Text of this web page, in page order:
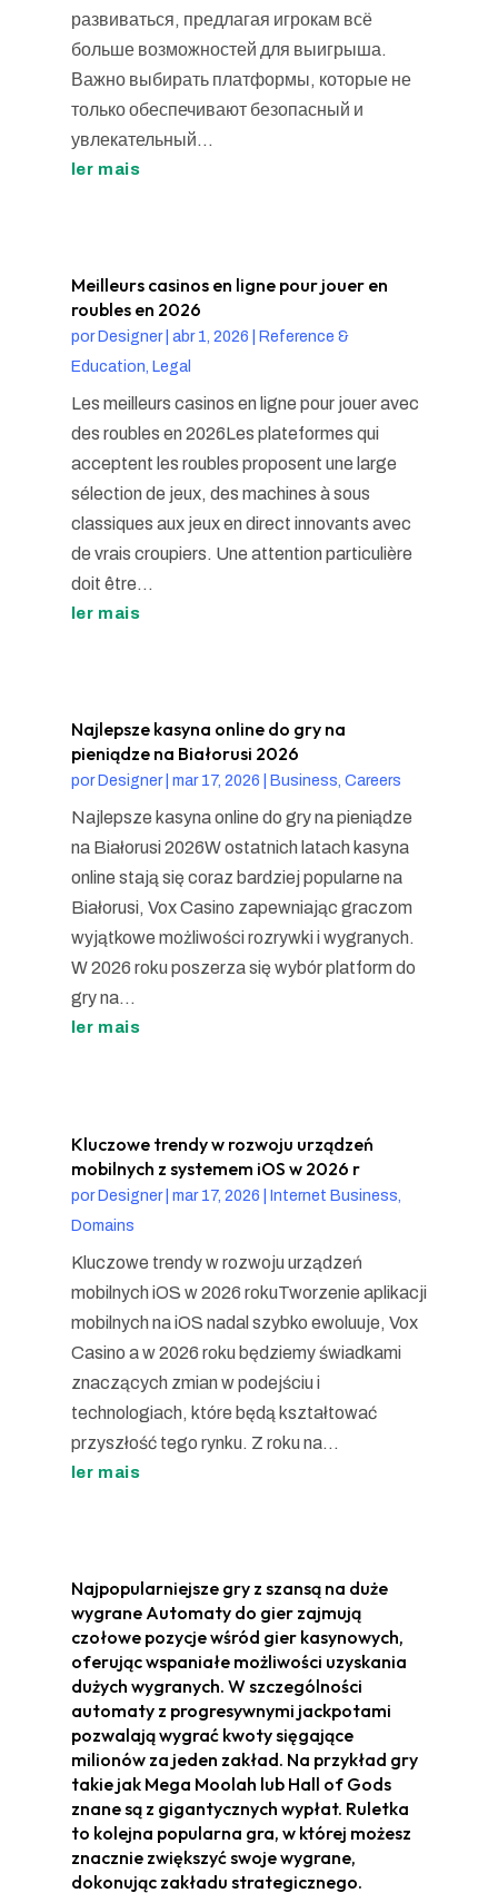
развиваться, предлагая игрокам всё
больше возможностей для выигрыша.
Важно выбирать платформы, которые не
только обеспечивают безопасный и
увлекательный...
ler mais
Meilleurs casinos en ligne pour jouer en
roubles en 2026
por Designer| abr 1, 2026
Reference &
Education, Legal
Les meilleurs casinos en ligne pour jouer avec
des roubles en 2026Les plateformes qui
acceptent les roubles proposent une large
sélection de jeux, des machines à sous
classiques aux jeux en direct innovants avec
de vrais croupiers. Une attention particulière
doit être...
ler mais
Najlepsze kasyna online do gry na
pieniądze na Białorusi 2026
por Designer| mar 17, 2026 Business, Careers
Najlepsze kasyna online do gry na pieniądze
na Białorusi 2026W ostatnich latach kasyna
online stają się coraz bardziej popularne na
Białorusi, Vox Casino zapewniając graczom
wyjątkowe możliwości rozrywki i wygranych.
W 2026 roku poszerza się wybór platform do
gry na...
ler mais
Kluczowe trendy w rozwoju urządzeń
mobilnych z systemem iOS w 2026 r
porDesigner| mar 17, 2026
Internet Business,
Domains
Kluczowe trendy w rozwoju urządzeń
mobilnych iOS w 2026 rokuTworzenie aplikacji
mobilnych na iOS nadal szybko ewoluuje, Vox
Casino a w 2026 roku będziemy świadkami
znaczących zmian w podejściu i
technologiach, które będą kształtować
przyszłość tego rynku. Z roku na...
ler mais
Najpopularniejsze gry z szansą na duże
wygrane Automaty do gier zajmują
czołowe pozycje wśród gier kasynowych,
oferując wspaniałe możliwości uzyskania
dużych wygranych. W szczególności
automaty z progresywnymi jackpotami
pozwalają wygrać kwoty sięgające
milionów za jeden zakład. Na przykład gry
takie jak Mega Moolah lub Hall of Gods
znane są z gigantycznych wypłat. Ruletka
to kolejna popularna gra, w której możesz
znacznie zwiększyć swoje wygrane,
dokonując zakładu strategicznego.